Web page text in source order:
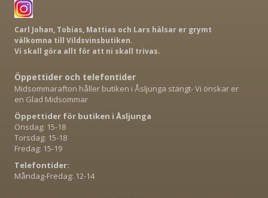
Carl Johan, Tobias, Mattias och Lars hälsar er grymt
välkomna till Vildsvinsbutiken.
Vi skall göra allt för att ni skall trivas.
Öppettider och telefontider
Midsommarafton håller butiken i Åsljunga stängt- Vi önskar er
en Glad Midsommar
Öppettider för butiken i Åsljunga
Onsdag: 15-18
Torsdag: 15-18
Fredag: 15-19
Telefontider:
Måndag-Fredag: 12-14